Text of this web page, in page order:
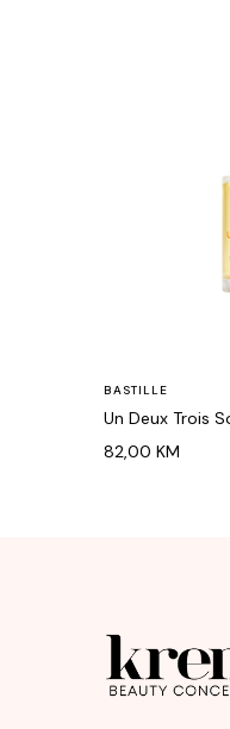
BASTILLE
Un Deux Trois
82,00 KM